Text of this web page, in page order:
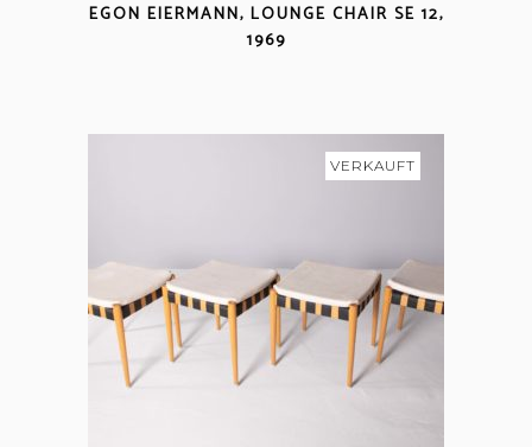
EGON EIERMANN, LOUNGE CHAIR SE 12,
1969
VERKAUFT